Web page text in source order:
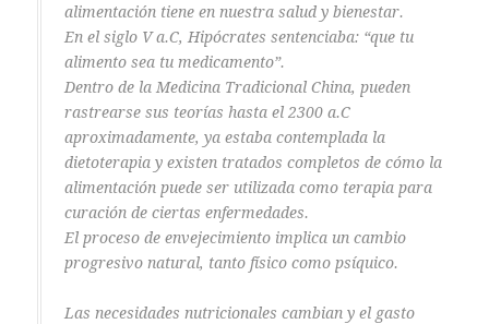
alimentación tiene en nuestra salud y bienestar.
En el siglo V a.C, Hipócrates sentenciaba: “que tu
alimento sea tu medicamento”.
Dentro de la Medicina Tradicional China, pueden
rastrearse sus teorías hasta el 2300 a.C
aproximadamente, ya estaba contemplada la
dietoterapia y existen tratados completos de cómo la
alimentación puede ser utilizada como terapia para
curación de ciertas enfermedades.
El proceso de envejecimiento implica un cambio
progresivo natural, tanto físico como psíquico.
Las necesidades nutricionales cambian y el gasto